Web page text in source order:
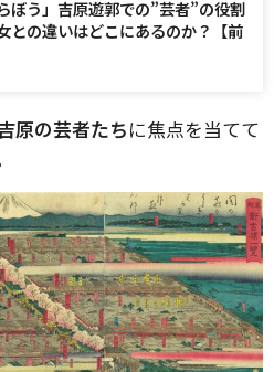
ぼう」吉原遊郭での”芸者”の役割
との違いはどこにあるのか？【前
原の芸者たちに焦点を当てて